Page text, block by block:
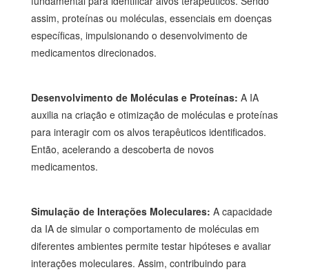
assim, proteínas ou moléculas, essenciais em doenças
específicas, impulsionando o desenvolvimento de
medicamentos direcionados.
Desenvolvimento de Moléculas e Proteínas: A IA
auxilia na criação e otimização de moléculas e proteínas
para interagir com os alvos terapêuticos identificados.
Então, acelerando a descoberta de novos
medicamentos.
Simulação de Interações Moleculares: A capacidade
da IA de simular o comportamento de moléculas em
diferentes ambientes permite testar hipóteses e avaliar
interações moleculares. Assim, contribuindo para